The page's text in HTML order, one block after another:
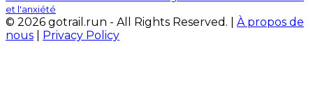
et l'anxiété
© 2026 gotrail.run - All Rights Reserved. | À propos de
nous
Privacy Policy